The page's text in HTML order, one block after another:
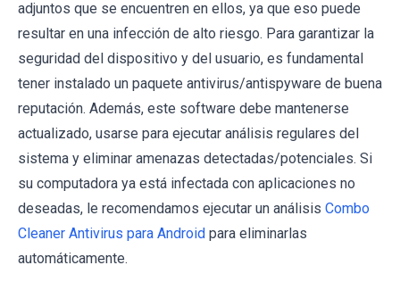
adjuntos que se encuentren en ellos, ya que eso puede
resultar en una infección de alto riesgo. Para garantizar la
seguridad del dispositivo y del usuario, es fundamental
tener instalado un paquete antivirus/antispyware de buena
reputación. Además, este software debe mantenerse
actualizado, usarse para ejecutar análisis regulares del
sistema y eliminar amenazas detectadas/potenciales. Si
su computadora ya está infectada con aplicaciones no
deseadas, le recomendamos ejecutar un análisis Combo
Cleaner Antivirus para Android para eliminarlas
automáticamente.